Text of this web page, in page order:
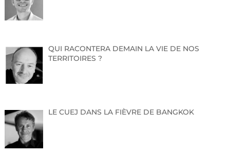
QUI RACONTERA DEMAIN LA VIE DE NOS
TERRITOIRES ?
LE CUEJ DANS LA FIÈVRE DE BANGKOK